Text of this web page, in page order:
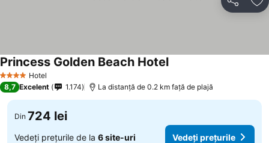
Distribuiți
4 Stele Hotel
Princess Golden Beach Hotel
8,7 Excelent 1.174 La distanță de 0.2 km față de plajă
Din 724 lei
Vedeți prețurile de la 6 site-uri Vedeți prețurile